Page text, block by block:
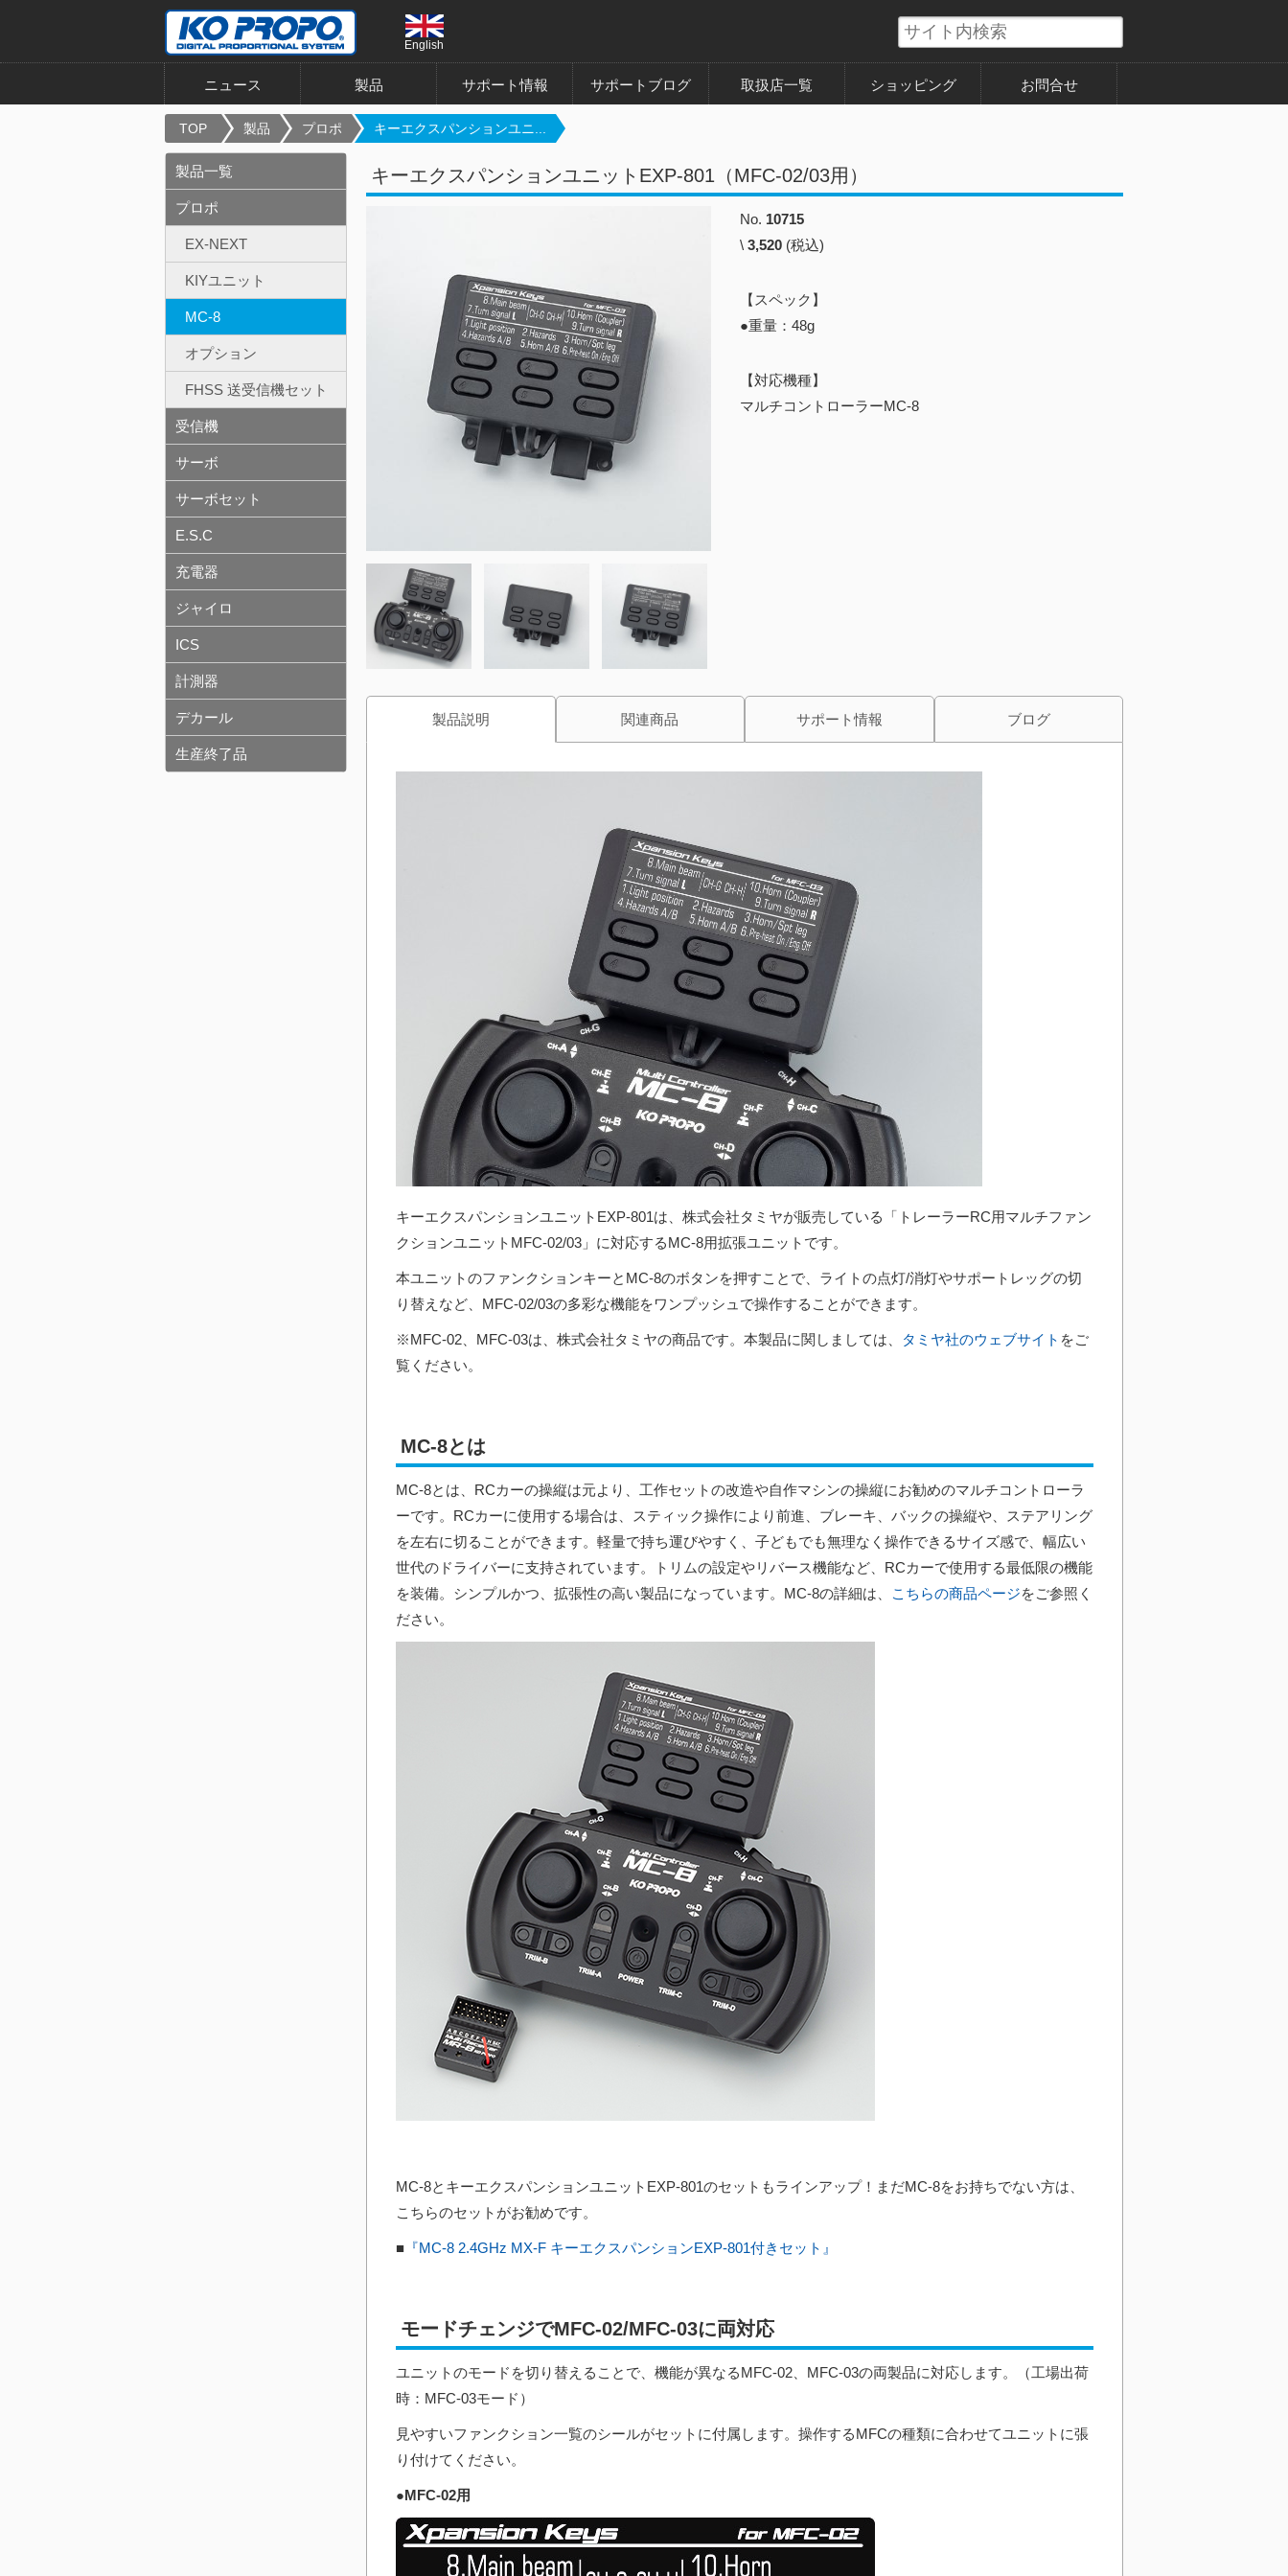
English
ニュース 製品 サポート情報 サポートブログ 取扱店一覧 ショッピング お問合せ
TOP 製品 プロポ キーエクスパンションユニ...
キーエクスパンションユニットEXP-801（MFC-02/03用）
No. 10715
\ 3,520 (税込)
【スペック】
●重量：48g
【対応機種】
マルチコントローラーMC-8
製品説明 関連商品 サポート情報 ブログ
キーエクスパンションユニットEXP-801は、株式会社タミヤが販売している「トレーラーRC用マルチファン
クションユニットMFC-02/03」に対応するMC-8用拡張ユニットです。
本ユニットのファンクションキーとMC-8のボタンを押すことで、ライトの点灯/消灯やサポートレッグの切
り替えなど、MFC-02/03の多彩な機能をワンプッシュで操作することができます。
※MFC-02、MFC-03は、株式会社タミヤの商品です。本製品に関しましては、 タミヤ社のウェブサイト をご
覧ください。
MC-8とは
MC-8とは、RCカーの操縦は元より、工作セットの改造や自作マシンの操縦にお勧めのマルチコントローラ
ーです。RCカーに使用する場合は、スティック操作により前進、ブレーキ、バックの操縦や、ステアリング
を左右に切ることができます。軽量で持ち運びやすく、子どもでも無理なく操作できるサイズ感で、幅広い
世代のドライバーに支持されています。トリムの設定やリバース機能など、RCカーで使用する最低限の機能
を装備。シンプルかつ、拡張性の高い製品になっています。MC-8の詳細は、
こちらの商品ページをご参照く
ださい。
MC-8とキーエクスパンションユニットEXP-801のセットもラインアップ！まだMC-8をお持ちでない方は、
こちらのセットがお勧めです。
■ 『MC-8 2.4GHz MX-F キーエクスパンションEXP-801付きセット』
モードチェンジでMFC-02/MFC-03に両対応
ユニットのモードを切り替えることで、機能が異なるMFC-02、MFC-03の両製品に対応します。（工場出荷
時：MFC-03モード）
見やすいファンクション一覧のシールがセットに付属します。操作するMFCの種類に合わせてユニットに張
り付けてください。
●MFC-02用
製品一覧
プロポ
EX-NEXT
KIYユニット
MC-8
オプション
FHSS 送受信機セット
受信機
サーボ
サーボセット
E.S.C
充電器
ジャイロ
ICS
計測器
デカール
生産終了品